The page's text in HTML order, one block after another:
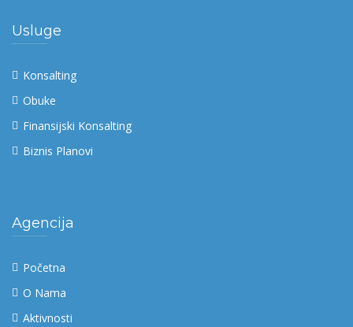
Usluge
Konsalting
Obuke
Finansijski Konsalting
Biznis Planovi
Agencija
Početna
O Nama
Aktivnosti